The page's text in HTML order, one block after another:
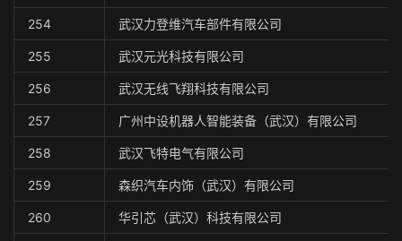
254 武汉力登维汽车部件有限公司
255 武汉元光科技有限公司
256 武汉无线飞翔科技有限公司
257 广州中设机器人智能装备（武汉）有限公司
258 武汉飞特电气有限公司
259 森织汽车内饰（武汉）有限公司
260 华引芯（武汉）科技有限公司